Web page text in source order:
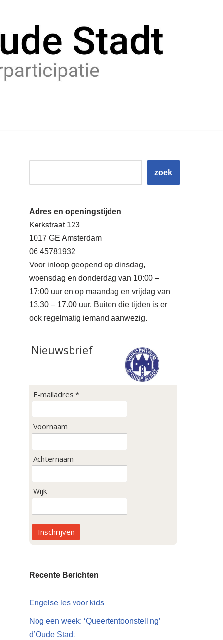
zoek
Adres en openingstijden
Kerkstraat 123
1017 GE Amsterdam
06 45781932
Voor inloop geopend op dinsdag,
woensdag en donderdag van 10:00 –
17:00 uur en op maandag en vrijdag van
13.30 – 17.00 uur. Buiten die tijden is er
ook regelmatig iemand aanwezig.
Nieuwsbrief
E-mailadres *
Voornaam
Achternaam
Wijk
Inschrijven
Recente Berichten
Engelse les voor kids
Nog een week: ‘Queertentoonstelling’
d’Oude Stadt